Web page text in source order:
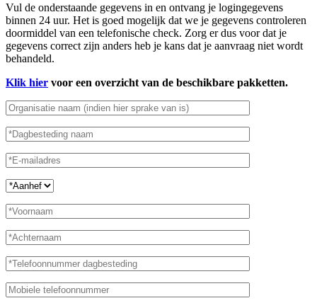
Vul de onderstaande gegevens in en ontvang je logingegevens
binnen 24 uur. Het is goed mogelijk dat we je gegevens controleren
doormiddel van een telefonische check. Zorg er dus voor dat je
gegevens correct zijn anders heb je kans dat je aanvraag niet wordt
behandeld.
Klik hier voor een overzicht van de beschikbare pakketten.